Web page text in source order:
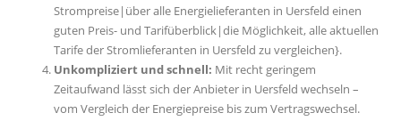
Strompreise|über alle Energielieferanten in Uersfeld einen
guten Preis- und Tarifüberblick|die Möglichkeit, alle aktuellen
Tarife der Stromlieferanten in Uersfeld zu vergleichen}.
Unkompliziert und schnell: Mit recht geringem
Zeitaufwand lässt sich der Anbieter in Uersfeld wechseln –
vom Vergleich der Energiepreise bis zum Vertragswechsel.